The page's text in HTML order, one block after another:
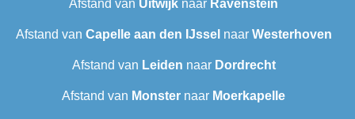
Afstand van Uitwijk naar Ravenstein
Afstand van Capelle aan den IJssel naar Westerhoven
Afstand van Leiden naar Dordrecht
Afstand van Monster naar Moerkapelle